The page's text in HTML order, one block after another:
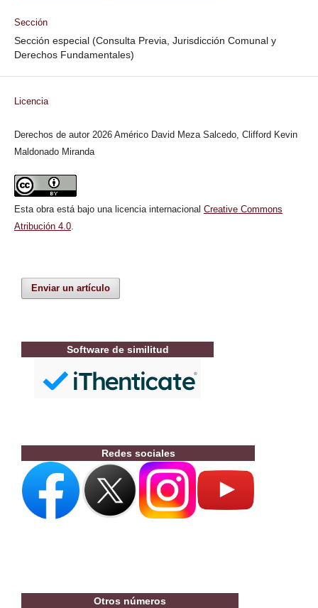
Sección
Sección especial (Consulta Previa, Jurisdicción Comunal y
Derechos Fundamentales)
Licencia
Derechos de autor 2026 Américo David Meza Salcedo, Clifford Kevin
Maldonado Miranda
Esta obra está bajo una licencia internacional Creative Commons
Atribución 4.0.
Enviar un artículo
Software de similitud
Redes sociales
Otros números